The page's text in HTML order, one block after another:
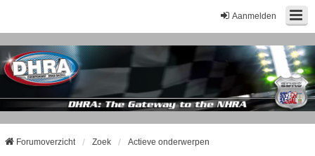
Aanmelden
Forumoverzicht Zoek Actieve onderwerpen